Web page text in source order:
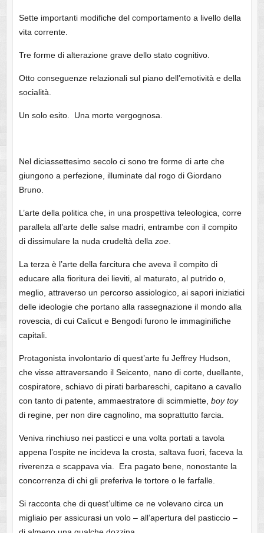
Sette importanti modifiche del comportamento a livello della
vita corrente.
Tre forme di alterazione grave dello stato cognitivo.
Otto conseguenze relazionali sul piano dell’emotività e della
socialità.
Un solo esito. Una morte vergognosa.
Nel diciassettesimo secolo ci sono tre forme di arte che
giungono a perfezione, illuminate dal rogo di Giordano
Bruno.
L’arte della politica che, in una prospettiva teleologica, corre
parallela all’arte delle salse madri, entrambe con il compito
di dissimulare la nuda crudeltà della zoe.
La terza è l’arte della farcitura che aveva il compito di
educare alla fioritura dei lieviti, al maturato, al putrido o,
meglio, attraverso un percorso assiologico, ai sapori iniziatici
delle ideologie che portano alla rassegnazione il mondo alla
rovescia, di cui Calicut e Bengodi furono le immaginifiche
capitali.
Protagonista involontario di quest’arte fu Jeffrey Hudson,
che visse attraversando il Seicento, nano di corte, duellante,
cospiratore, schiavo di pirati barbareschi, capitano a cavallo
con tanto di patente, ammaestratore di scimmiette, boy toy
di regine, per non dire cagnolino, ma soprattutto farcia.
Veniva rinchiuso nei pasticci e una volta portati a tavola
appena l’ospite ne incideva la crosta, saltava fuori, faceva la
riverenza e scappava via. Era pagato bene, nonostante la
concorrenza di chi gli preferiva le tortore o le farfalle.
Si racconta che di quest’ultime ce ne volevano circa un
migliaio per assicurasi un volo – all’apertura del pasticcio –